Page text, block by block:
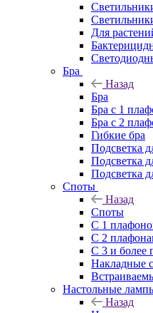
Для
Бра
Назад
Бра
Бра с 1
Бра с 2
Гибкие бра
Подсветка
Подсветка
Подсветка
Споты
Назад
Споты
С 1
С 2
С 3 и более
Накладные
Настольные
Назад